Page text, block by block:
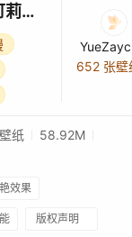
姆
652 张壁
纸
58.92M
效果
版权声明